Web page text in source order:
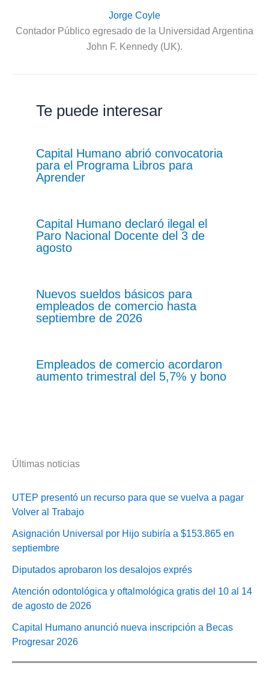
Jorge Coyle
Contador Público egresado de la Universidad Argentina
John F. Kennedy (UK).
Te puede interesar
Capital Humano abrió convocatoria
para el Programa Libros para
Aprender
Capital Humano declaró ilegal el
Paro Nacional Docente del 3 de
agosto
Nuevos sueldos básicos para
empleados de comercio hasta
septiembre de 2026
Empleados de comercio acordaron
aumento trimestral del 5,7% y bono
Últimas noticias
UTEP presentó un recurso para que se vuelva a pagar
Volver al Trabajo
Asignación Universal por Hijo subiría a $153.865 en
septiembre
Diputados aprobaron los desalojos exprés
Atención odontológica y oftalmológica gratis del 10 al 14
de agosto de 2026
Capital Humano anunció nueva inscripción a Becas
Progresar 2026